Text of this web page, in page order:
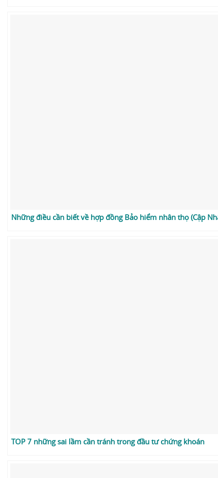
Những điều cần biết về hợp đồng Bảo hiểm nhân thọ (Cập
TOP 7 những sai lầm cần tránh trong đầu tư chứng khoán